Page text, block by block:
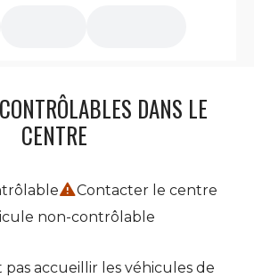
DANS LE
CENTRE
Contacter le centre
non-contrôlable
accueillir les véhicules de